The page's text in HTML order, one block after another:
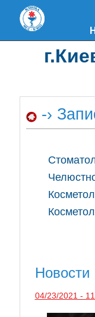
-›
Новости
04/23/2021 -